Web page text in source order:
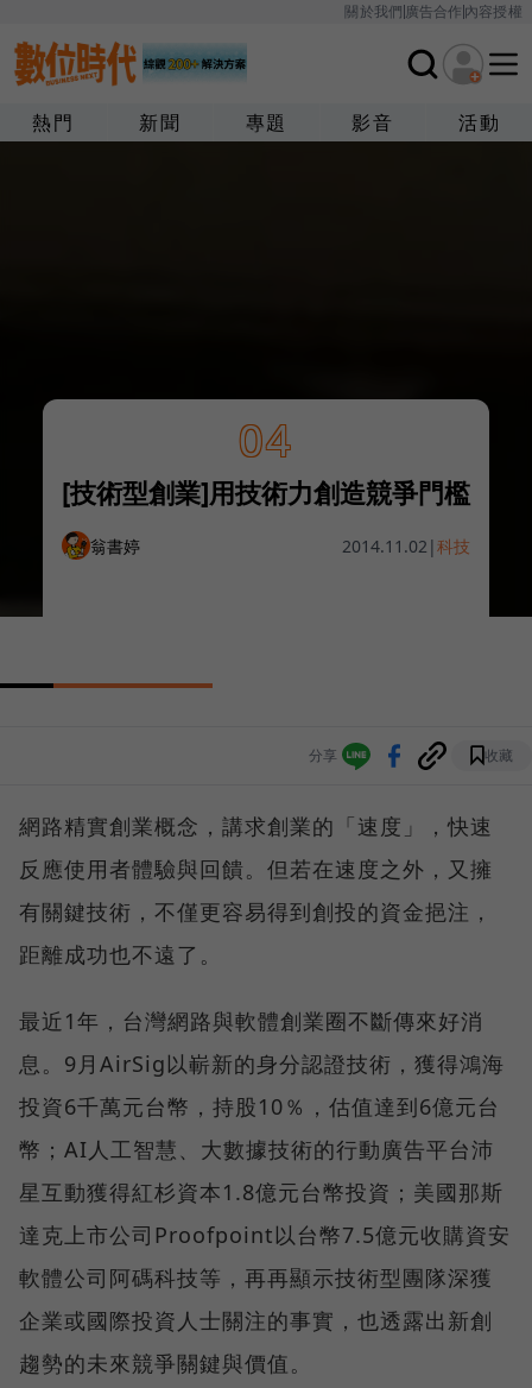
關於我們廣告合作內容授權
熱門 新聞 專題 影音 活動
04
[技術型創業]用技術力創造競爭門檻
翁書婷 2014.11.02 |科技
分享 收藏
網路精實創業概念，講求創業的「速度」，快速
反應使用者體驗與回饋。但若在速度之外，又擁
有關鍵技術，不僅更容易得到創投的資金挹注，
距離成功也不遠了。
最近1年，台灣網路與軟體創業圈不斷傳來好消
息。9月AirSig以嶄新的身分認證技術，獲得鴻海
投資6千萬元台幣，持股10％，估值達到6億元台
幣；AI人工智慧、大數據技術的行動廣告平台沛
星互動獲得紅杉資本1.8億元台幣投資；美國那斯
達克上市公司Proofpoint以台幣7.5億元收購資安
軟體公司阿碼科技等，再再顯示技術型團隊深獲
企業或國際投資人士關注的事實，也透露出新創
趨勢的未來競爭關鍵與價值。